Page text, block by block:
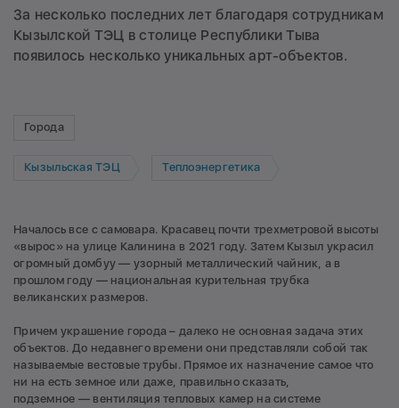
За несколько последних лет благодаря сотрудникам
Кызылской ТЭЦ в столице Республики Тыва
появилось несколько уникальных арт-объектов.
Города
Кызыльская ТЭЦ Теплоэнергетика
Началось все с самовара. Красавец почти трехметровой высоты
«вырос» на улице Калинина в 2021 году. Затем Кызыл украсил
огромный домбуу — узорный металлический чайник, а в
прошлом году — национальная курительная трубка
великанских размеров.
Причем украшение города – далеко не основная задача этих
объектов. До недавнего времени они представляли собой так
называемые вестовые трубы. Прямое их назначение самое что
ни на есть земное или даже, правильно сказать,
подземное — вентиляция тепловых камер на системе